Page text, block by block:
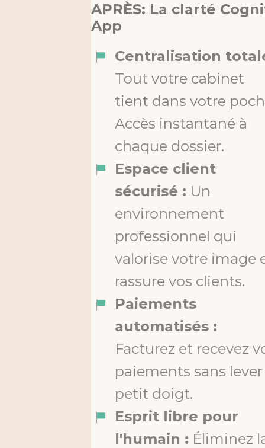
APRÈS: La clarté Cognito
Centralisation totale :
Tout votre cabinet
tient dans votre poche.
Accès instantané à
chaque dossier.
Espace client
sécurisé :Un
environnement
professionnel qui
valorise votre image et
rassure vos clients.
Paiements
automatisés :
Facturez et recevez vos
paiements sans lever le
petit doigt.
Esprit libre pour
l'humain :Éliminez la